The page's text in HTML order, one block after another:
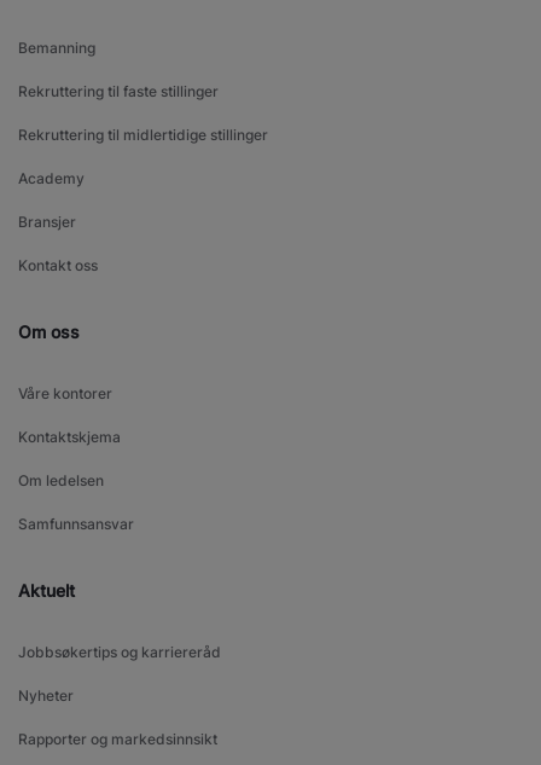
Bemanning
Rekruttering til faste stillinger
Rekruttering til midlertidige stillinger
Academy
Bransjer
Kontakt oss
Om oss
Våre kontorer
Kontaktskjema
Om ledelsen
Samfunnsansvar
Aktuelt
Jobbsøkertips og karriereråd
Nyheter
Rapporter og markedsinnsikt